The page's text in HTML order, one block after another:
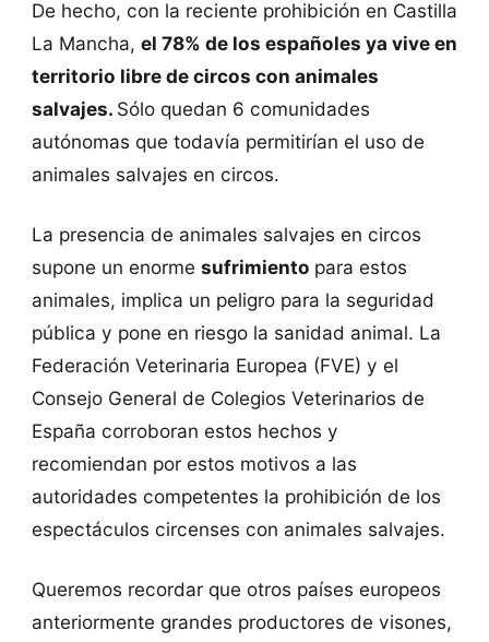
De hecho, con la reciente prohibición en Castilla
La Mancha, el 78% de los españoles ya vive en
territorio libre de circos con animales
salvajes. Sólo quedan 6 comunidades
autónomas que todavía permitirían el uso de
animales salvajes en circos.
La presencia de animales salvajes en circos
supone un enorme sufrimiento para estos
animales, implica un peligro para la seguridad
pública y pone en riesgo la sanidad animal. La
Federación Veterinaria Europea (FVE) y el
Consejo General de Colegios Veterinarios de
España corroboran estos hechos y
recomiendan por estos motivos a las
autoridades competentes la prohibición de los
espectáculos circenses con animales salvajes.
Queremos recordar que otros países europeos
anteriormente grandes productores de visones,